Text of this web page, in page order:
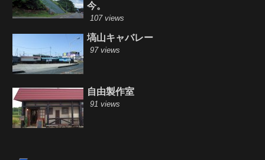
今。
107 views
塙山キャバレー
97 views
自由製作室
91 views